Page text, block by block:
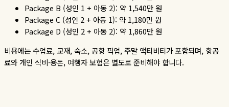
Package B (성인 1 + 아동 2): 약 1,540만원
Package C (성인 2 + 아동 1): 약 1,180만원
Package D (성인 2 + 아동 2): 약 1,860만원
비용에는 수업료, 교재, 숙소, 공항 픽업, 주말 액티비티가 포함되며, 항공
료와 개인 식비·용돈, 여행자 보험은 별도로 준비해야 합니다.